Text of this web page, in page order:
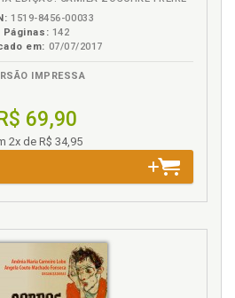
do superego, p. 132
A. Green para a clínica
ideais, p. 142
p. 115
e a criação da cultura, p. 123
e o estado ideal de coisas,
1519-8456-00033
Páginas: 142
em: 07/07/2017
IMPRESSA
R$ 69,90
2x de R$ 34,95